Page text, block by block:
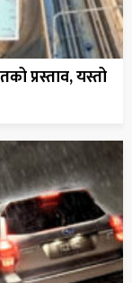
प्रस्ताव, यस्तो